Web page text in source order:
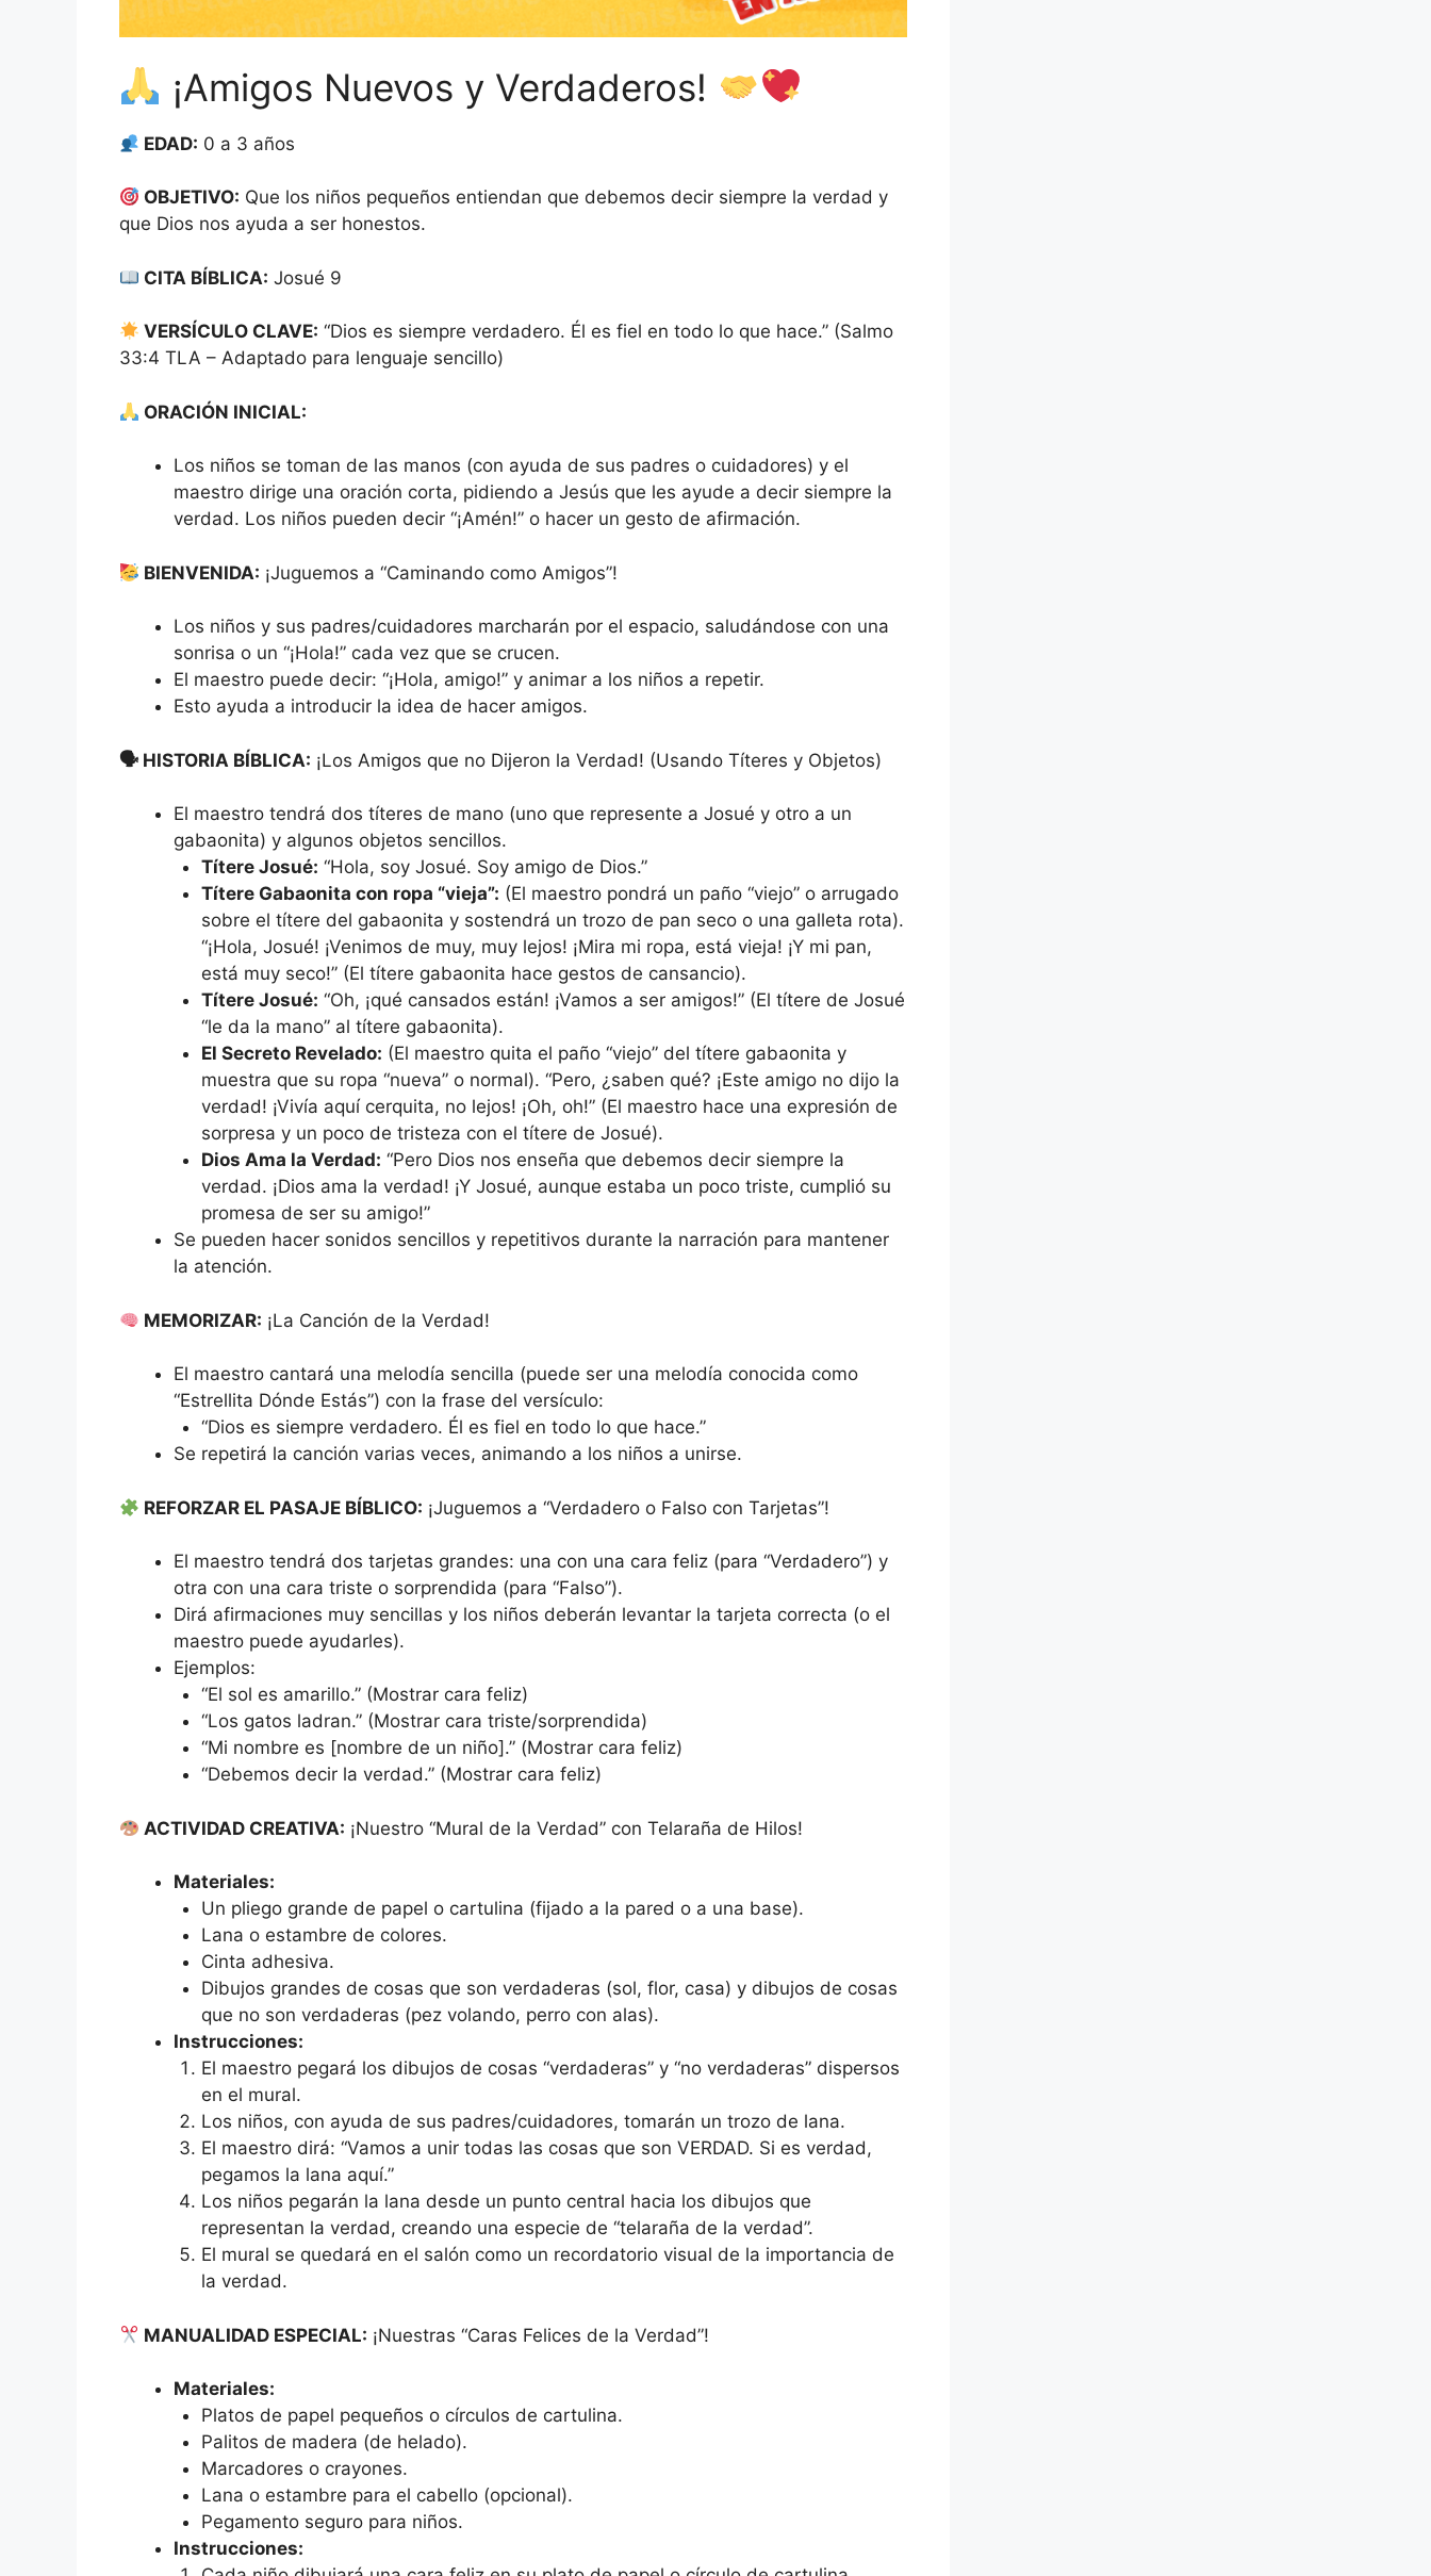
¡Amigos Nuevos y Verdaderos!
EDAD: 0 a 3 años
OBJETIVO: Que los niños pequeños entiendan que debemos decir siempre la verdad y
que Dios nos ayuda a ser honestos.
CITA BÍBLICA: Josué 9
VERSÍCULO CLAVE: “Dios es siempre verdadero. Él es fiel en todo lo que hace.” (Salmo
33:4 TLA – Adaptado para lenguaje sencillo)
ORACIÓN INICIAL:
Los niños se toman de las manos (con ayuda de sus padres o cuidadores) y el
maestro dirige una oración corta, pidiendo a Jesús que les ayude a decir siempre la
verdad. Los niños pueden decir “¡Amén!” o hacer un gesto de afirmación.
BIENVENIDA: ¡Juguemos a “Caminando como Amigos”!
Los niños y sus padres/cuidadores marcharán por el espacio, saludándose con una
sonrisa o un “¡Hola!” cada vez que se crucen.
El maestro puede decir: “¡Hola, amigo!” y animar a los niños a repetir.
Esto ayuda a introducir la idea de hacer amigos.
🗣 HISTORIA BÍBLICA: ¡Los Amigos que no Dijeron la Verdad! (Usando Títeres y Objetos)
El maestro tendrá dos títeres de mano (uno que represente a Josué y otro a un
gabaonita) y algunos objetos sencillos.
Títere Josué: “Hola, soy Josué. Soy amigo de Dios.”
Títere Gabaonita con ropa “vieja”: (El maestro pondrá un paño “viejo” o arrugado
sobre el títere del gabaonita y sostendrá un trozo de pan seco o una galleta rota).
“¡Hola, Josué! ¡Venimos de muy, muy lejos! ¡Mira mi ropa, está vieja! ¡Y mi pan,
está muy seco!” (El títere gabaonita hace gestos de cansancio).
Títere Josué: “Oh, ¡qué cansados están! ¡Vamos a ser amigos!” (El títere de Josué
“le da la mano” al títere gabaonita).
El Secreto Revelado: (El maestro quita el paño “viejo” del títere gabaonita y
muestra que su ropa “nueva” o normal). “Pero, ¿saben qué? ¡Este amigo no dijo la
verdad! ¡Vivía aquí cerquita, no lejos! ¡Oh, oh!” (El maestro hace una expresión de
sorpresa y un poco de tristeza con el títere de Josué).
Dios Ama la Verdad: “Pero Dios nos enseña que debemos decir siempre la
verdad. ¡Dios ama la verdad! ¡Y Josué, aunque estaba un poco triste, cumplió su
promesa de ser su amigo!”
Se pueden hacer sonidos sencillos y repetitivos durante la narración para mantener
la atención.
MEMORIZAR: ¡La Canción de la Verdad!
El maestro cantará una melodía sencilla (puede ser una melodía conocida como
“Estrellita Dónde Estás”) con la frase del versículo:
“Dios es siempre verdadero. Él es fiel en todo lo que hace.”
Se repetirá la canción varias veces, animando a los niños a unirse.
REFORZAR EL PASAJE BÍBLICO: ¡Juguemos a “Verdadero o Falso con Tarjetas”!
El maestro tendrá dos tarjetas grandes: una con una cara feliz (para “Verdadero”) y
otra con una cara triste o sorprendida (para “Falso”).
Dirá afirmaciones muy sencillas y los niños deberán levantar la tarjeta correcta (o el
maestro puede ayudarles).
Ejemplos:
“El sol es amarillo.” (Mostrar cara feliz)
“Los gatos ladran.” (Mostrar cara triste/sorprendida)
“Mi nombre es [nombre de un niño].” (Mostrar cara feliz)
“Debemos decir la verdad.” (Mostrar cara feliz)
ACTIVIDAD CREATIVA: ¡Nuestro “Mural de la Verdad” con Telaraña de Hilos!
Materiales:
Un pliego grande de papel o cartulina (fijado a la pared o a una base).
Lana o estambre de colores.
Cinta adhesiva.
Dibujos grandes de cosas que son verdaderas (sol, flor, casa) y dibujos de cosas
que no son verdaderas (pez volando, perro con alas).
Instrucciones:
El maestro pegará los dibujos de cosas “verdaderas” y “no verdaderas” dispersos
en el mural.
Los niños, con ayuda de sus padres/cuidadores, tomarán un trozo de lana.
El maestro dirá: “Vamos a unir todas las cosas que son VERDAD. Si es verdad,
pegamos la lana aquí.”
Los niños pegarán la lana desde un punto central hacia los dibujos que
representan la verdad, creando una especie de “telaraña de la verdad”.
El mural se quedará en el salón como un recordatorio visual de la importancia de
la verdad.
MANUALIDAD ESPECIAL: ¡Nuestras “Caras Felices de la Verdad”!
Materiales:
Platos de papel pequeños o círculos de cartulina.
Palitos de madera (de helado).
Marcadores o crayones.
Lana o estambre para el cabello (opcional).
Pegamento seguro para niños.
Instrucciones: